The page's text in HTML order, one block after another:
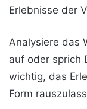
Erlebnisse der
Analysiere das
auf oder sprich
wichtig, das
Form